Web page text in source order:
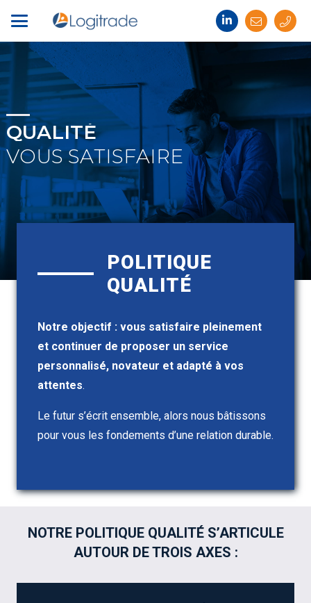
QUALITÉ
VOUS SATISFAIRE
POLITIQUE
QUALITÉ
Notre objectif : vous satisfaire pleinement
et continuer de proposer un service
personnalisé, novateur et adapté à vos
attentes.
Le futur s’écrit ensemble, alors nous bâtissons
pour vous les fondements d’une relation durable.
NOTRE POLITIQUE QUALITÉ S’ARTICULE
AUTOUR DE TROIS AXES :